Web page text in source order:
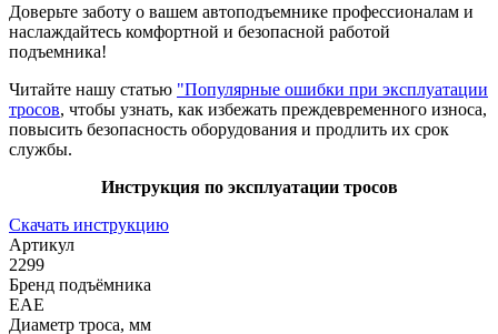
Доверьте заботу о вашем автоподъемнике профессионалам и
наслаждайтесь комфортной и безопасной работой
подъемника!
Читайте нашу статью "Популярные ошибки при эксплуатации
тросов, чтобы узнать, как избежать преждевременного износа,
повысить безопасность оборудования и продлить их срок
службы.
Инструкция по эксплуатации тросов
Скачать инструкцию
Артикул
2299
Бренд подъёмника
EAE
Диаметр троса, мм